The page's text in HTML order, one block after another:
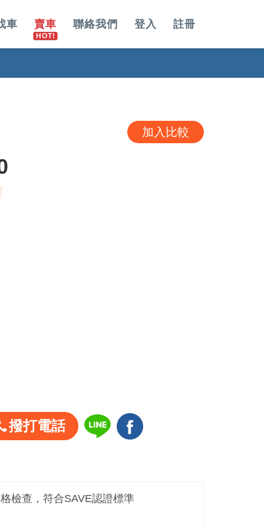
車 賣車 聯絡我們 登入 註冊
加入比較
撥打電話
檢查，符合SAVE認證標準